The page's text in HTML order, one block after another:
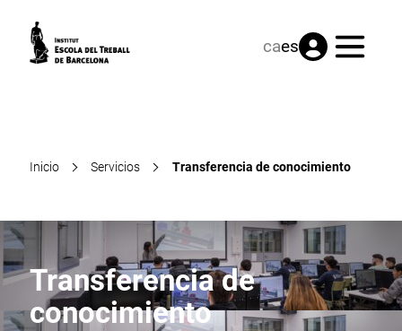
caes Menú
Inicio Servicios Transferencia de conocimiento
Transferencia de
conocimiento